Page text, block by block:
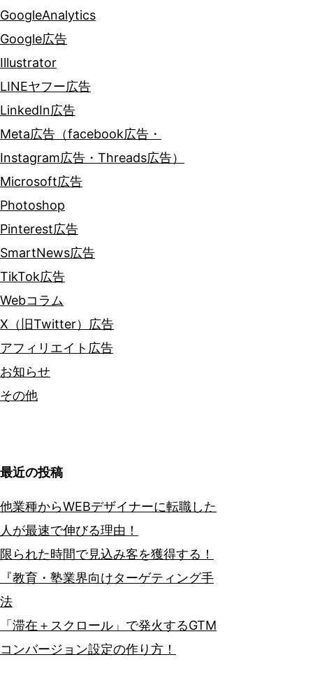
GoogleAnalytics
Google広告
Illustrator
LINEヤフー広告
LinkedIn広告
Meta広告（facebook広告・
Instagram広告・Threads広告）
Microsoft広告
Photoshop
Pinterest広告
SmartNews広告
TikTok広告
Webコラム
X（旧Twitter）広告
アフィリエイト広告
お知らせ
その他
最近の投稿
他業種からWEBデザイナーに転職した
人が最速で伸びる理由！
限られた時間で見込み客を獲得する！
『教育・塾業界向けターゲティング手
法
「滞在＋スクロール」で発火するGTM
コンバージョン設定の作り方！